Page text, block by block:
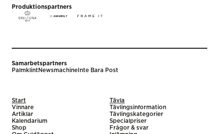
Produktionspartners
Samarbetspartners
PalmklintNewsmachine Inte Bara Post
Start
Vinnare
Artiklar
Kalendarium
Shop
Tävla
Tävlingsinformation
Tävlingskategorier
Specialpriser
Frågor & svar